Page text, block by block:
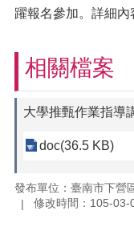
躍報名參加。詳細內
相關檔案
大學推甄作業指導
doc(36.5 KB)
發布單位：臺南市下營
修改時間：105-03-